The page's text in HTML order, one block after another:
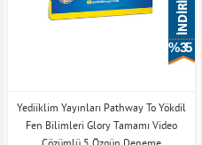
% 35
Yediiklim Yayınları Pathway To Yökdil
Fen Bilimleri Glory Tamamı Video